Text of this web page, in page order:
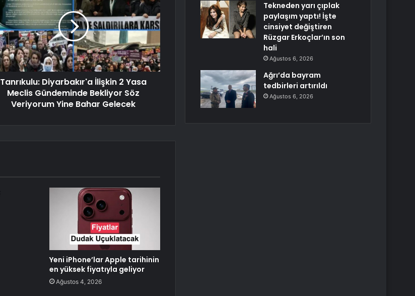
Tanrıkulu: Diyarbakır'a İlişkin 2 Yasa
Meclis Gündeminde Bekliyor Söz
Veriyorum Yine Bahar Gelecek
Yeni iPhone’lar Apple tarihinin
en yüksek fiyatıyla geliyor
Ağustos 4, 2026
Tekneden yarı çıplak
paylaşım yaptı! İşte
cinsiyet değiştiren
Rüzgar Erkoçlar’ın son
hali
Ağustos 6, 2026
Ağrı’da bayram
tedbirleri artırıldı
Ağustos 6, 2026